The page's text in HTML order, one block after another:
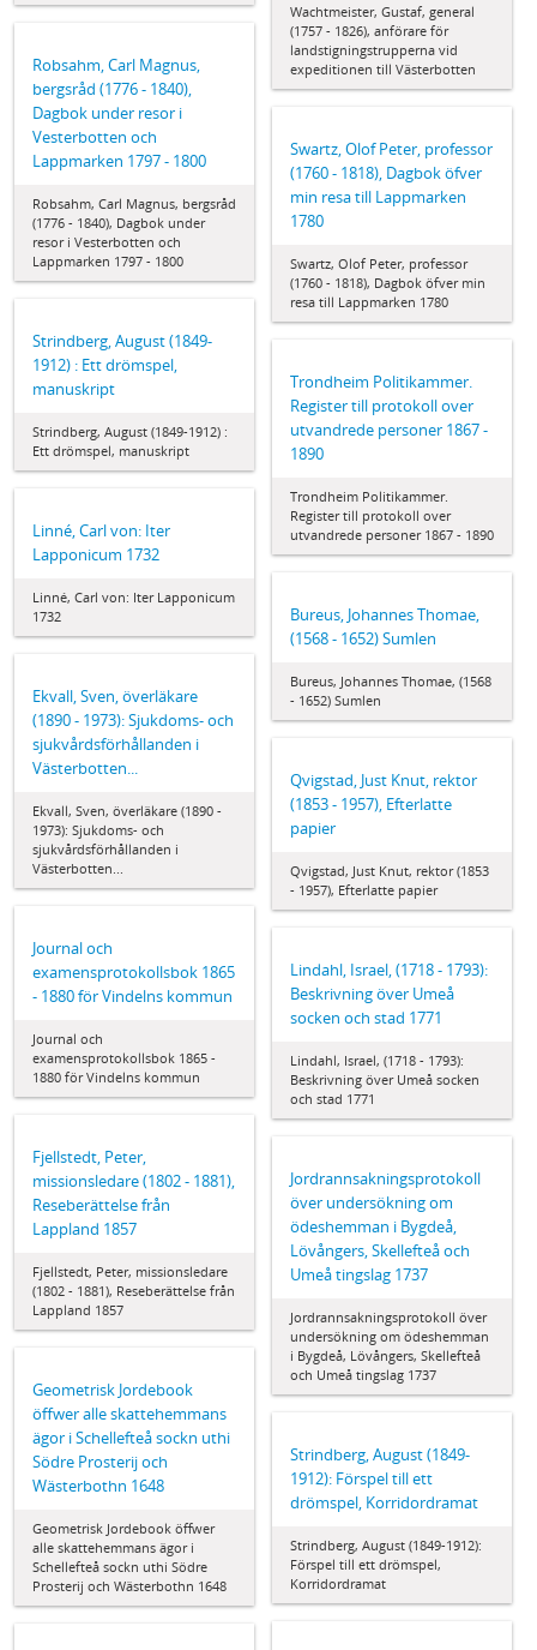
Wachtmeister, Gustaf, general
(1757 - 1826), anförare för
landstigningstrupperna vid
expeditionen till Västerbotten
Robsahm, Carl Magnus,
bergsråd (1776 - 1840),
Dagbok under resor i
Vesterbotten och
Lappmarken 1797 - 1800
Robsahm, Carl Magnus, bergsråd
(1776 - 1840), Dagbok under
resor i Vesterbotten och
Lappmarken 1797 - 1800
Swartz, Olof Peter, professor
(1760 - 1818), Dagbok öfver
min resa till Lappmarken
1780
Swartz, Olof Peter, professor
(1760 - 1818), Dagbok öfver min
resa till Lappmarken 1780
Strindberg, August (1849-
1912) : Ett drömspel,
manuskript
Strindberg, August (1849-1912) :
Ett drömspel, manuskript
Trondheim Politikammer.
Register till protokoll over
utvandrede personer 1867 -
1890
Trondheim Politikammer.
Register till protokoll over
utvandrede personer 1867 - 1890
Linné, Carl von: Iter
Lapponicum 1732
Linné, Carl von: Iter Lapponicum
1732
Bureus, Johannes Thomae,
(1568 - 1652) Sumlen
Bureus, Johannes Thomae, (1568
- 1652) Sumlen
Ekvall, Sven, överläkare
(1890 - 1973): Sjukdoms- och
sjukvårdsförhållanden i
Västerbotten...
Ekvall, Sven, överläkare (1890 -
1973): Sjukdoms- och
sjukvårdsförhållanden i
Västerbotten...
Qvigstad, Just Knut, rektor
(1853 - 1957), Efterlatte
papier
Qvigstad, Just Knut, rektor (1853
- 1957), Efterlatte papier
Journal och
examensprotokollsbok 1865
- 1880 för Vindelns kommun
Journal och
examensprotokollsbok 1865 -
1880 för Vindelns kommun
Lindahl, Israel, (1718 - 1793):
Beskrivning över Umeå
socken och stad 1771
Lindahl, Israel, (1718 - 1793):
Beskrivning över Umeå socken
och stad 1771
Fjellstedt, Peter,
missionsledare (1802 - 1881),
Reseberättelse från
Lappland 1857
Fjellstedt, Peter, missionsledare
(1802 - 1881), Reseberättelse från
Lappland 1857
Jordrannsakningsprotokoll
över undersökning om
ödeshemman i Bygdeå,
Lövångers, Skellefteå och
Umeå tingslag 1737
Jordrannsakningsprotokoll över
undersökning om ödeshemman
i Bygdeå, Lövångers, Skellefteå
och Umeå tingslag 1737
Geometrisk Jordebook
öffwer alle skattehemmans
ägor i Schellefteå sockn uthi
Södre Prosterij och
Wästerbothn 1648
Geometrisk Jordebook öffwer
alle skattehemmans ägor i
Schellefteå sockn uthi Södre
Prosterij och Wästerbothn 1648
Strindberg, August (1849-
1912): Förspel till ett
drömspel, Korridordramat
Strindberg, August (1849-1912):
Förspel till ett drömspel,
Korridordramat